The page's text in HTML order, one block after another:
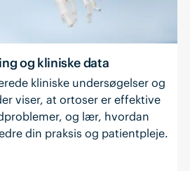
og kliniske data
kliniske undersøgelser og
viser, at ortoser er effektive
og lær, hvordan
din praksis og patientpleje.